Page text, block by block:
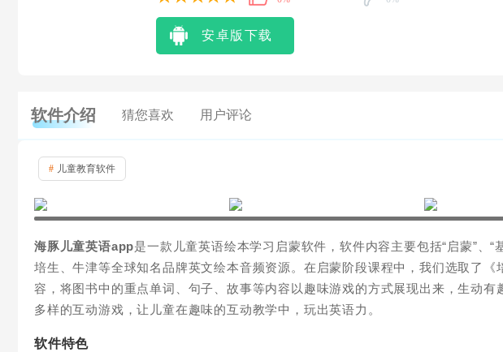
安卓版下载
软件介绍 猜您喜欢 用户评论
# 儿童教育软件
海豚儿童英语app是一款儿童英语绘本学习启蒙软件，软件内容主要包括“启蒙”、“
培生、牛津等全球知名品牌英文绘本音频资源。在启蒙阶段课程中，我们选取了《
容，将图书中的重点单词、句子、故事等内容以趣味游戏的方式展现出来，生动有
多样的互动游戏，让儿童在趣味的互动教学中，玩出英语力。
软件特色